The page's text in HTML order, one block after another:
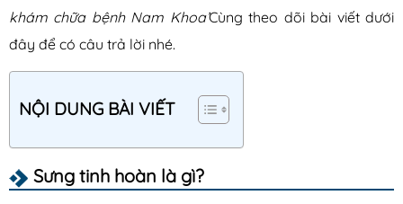
khám chữa bệnh Nam Khoa’Cùng theo dõi bài viết dưới
đây để có câu trả lời nhé.
NỘI DUNG BÀI VIẾT
Sưng tinh hoàn là gì?
Ống dẫn trứng
Bệnh Xã Hội
Giang mai
Sùi mào gà